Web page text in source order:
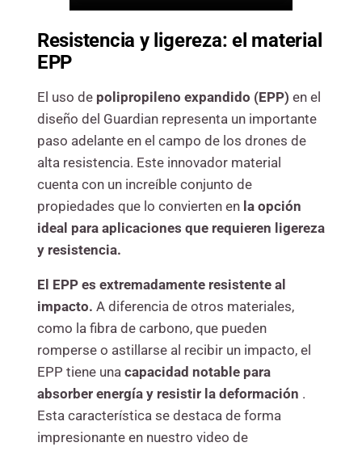
Resistencia y ligereza: el material
EPP
El uso de polipropileno expandido (EPP) en el
diseño del Guardian representa un importante
paso adelante en el campo de los drones de
alta resistencia. Este innovador material
cuenta con un increíble conjunto de
propiedades que lo convierten en la opción
ideal para aplicaciones que requieren ligereza
y resistencia.
El EPP es extremadamente resistente al
impacto. A diferencia de otros materiales,
como la fibra de carbono, que pueden
romperse o astillarse al recibir un impacto, el
EPP tiene una capacidad notable para
absorber energía y resistir la deformación .
Esta característica se destaca de forma
impresionante en nuestro video de